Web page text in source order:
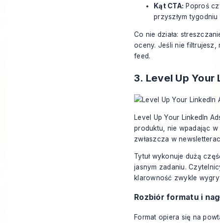
Kąt CTA: Poproś
przyszłym tygodniu
Co nie działa:
oceny. Jeśli nie filtrujesz,
feed.
3. Level Up Your
Level Up Your LinkedIn
produktu, nie wpadając
zwłaszcza w
Tytuł wykonuje dużą
jasnym zadaniu.
klarowność zwykle
Rozbiór formatu i
Format opiera się na